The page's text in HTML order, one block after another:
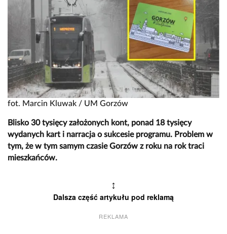
fot. Marcin Kluwak / UM Gorzów
Blisko 30 tysięcy założonych kont, ponad 18 tysięcy
wydanych kart i narracja o sukcesie programu. Problem w
tym, że w tym samym czasie Gorzów z roku na rok traci
mieszkańców.
↕
Dalsza część artykułu pod reklamą
REKLAMA